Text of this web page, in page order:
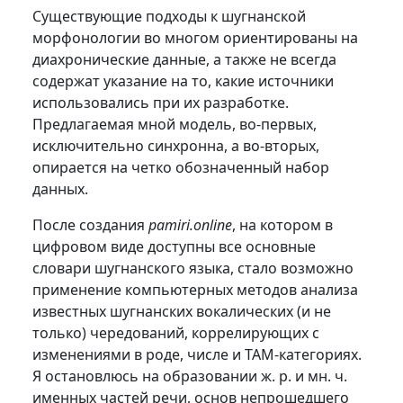
Существующие подходы к шугнанской
морфонологии во многом ориентированы на
диахронические данные, а также не всегда
содержат указание на то, какие источники
использовались при их разработке.
Предлагаемая мной модель, во-первых,
исключительно синхронна, а во-вторых,
опирается на четко обозначенный набор
данных.
После создания pamiri.online, на котором в
цифровом виде доступны все основные
словари шугнанского языка, стало возможно
применение компьютерных методов анализа
известных шугнанских вокалических (и не
только) чередований, коррелирующих с
изменениями в роде, числе и TAM-категориях.
Я остановлюсь на образовании ж. р. и мн. ч.
именных частей речи, основ непрошедшего